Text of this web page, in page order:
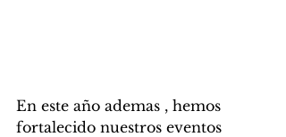
En este año ademas , hemos
fortalecido nuestros eventos